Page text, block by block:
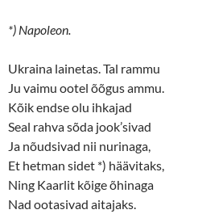
*) Napoleon.
Ukraina lainetas. Tal rammu
Ju vaimu ootel õõgus ammu.
Kõik endse olu ihkajad
Seal rahva sõda jook’sivad
Ja nõudsivad nii nurinaga,
Et hetman sidet *) häävitaks,
Ning Kaarlit kõige õhinaga
Nad ootasivad aitajaks.